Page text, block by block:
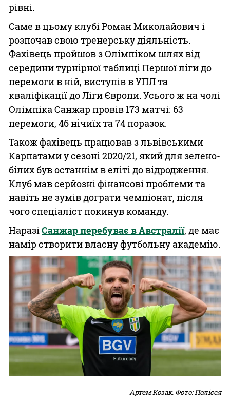
рівні.
Саме в цьому клубі Роман Миколайович і
розпочав свою тренерську діяльність.
Фахівець пройшов з Олімпіком шлях від
середини турнірної таблиці Першої ліги до
перемоги в ній, виступів в УПЛ та
кваліфікації до Ліги Європи. Усього ж на чолі
Олімпіка Санжар провів 173 матчі: 63
перемоги, 46 нічиїх та 74 поразок.
Також фахівець працював з львівськими
Карпатами у сезоні 2020/21, який для зелено-
білих був останнім в еліті до відродження.
Клуб мав серйозні фінансові проблеми та
навіть не зумів дограти чемпіонат, після
чого спеціаліст покинув команду.
НаразіСанжар перебуває в Австралії, де має
намір створити власну футбольну академію.
Артем Козак. Фото: Полісся